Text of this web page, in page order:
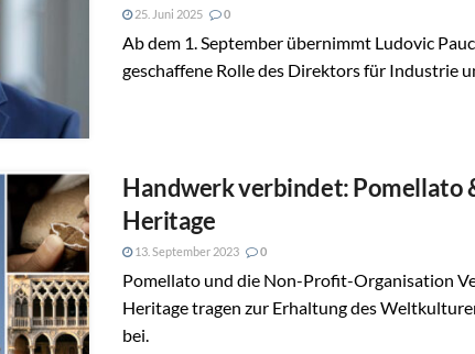
25. Juni 2025 0
Ab dem 1. September übernimmt Ludovic
geschaffene Rolle des Direktors für Industrie
Handwerk verbindet: Pomellato
Heritage
13. September 2023 0
Pomellato und die Non-Profit-Organisation
Heritage tragen zur Erhaltung des
bei.